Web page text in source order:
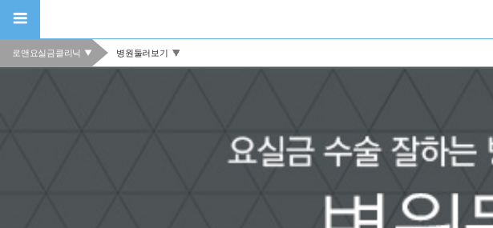
로앤요실금클리닉 병원둘러보기